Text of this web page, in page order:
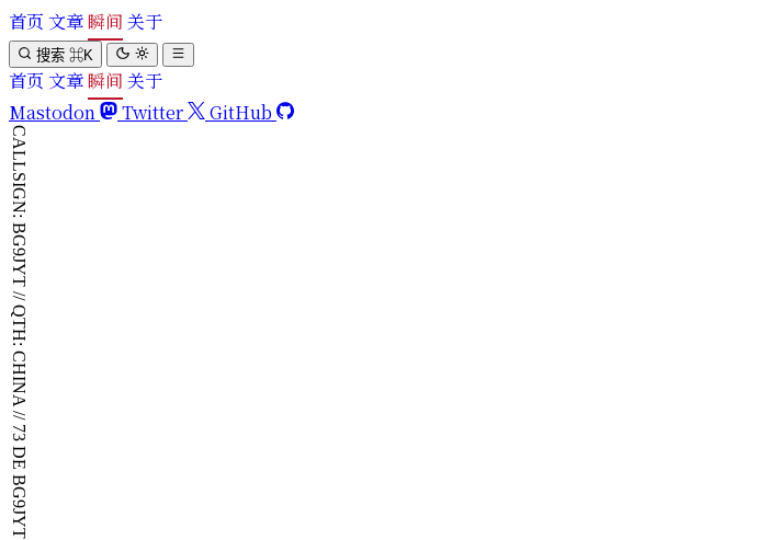
首页 文章瞬间 关于
搜索 ⌘K
首页 文章瞬间 关于
Mastodon
Twitter GitHub
CALLSIGN: BG9JYT // QTH: CHINA // 73 DE BG9JYT